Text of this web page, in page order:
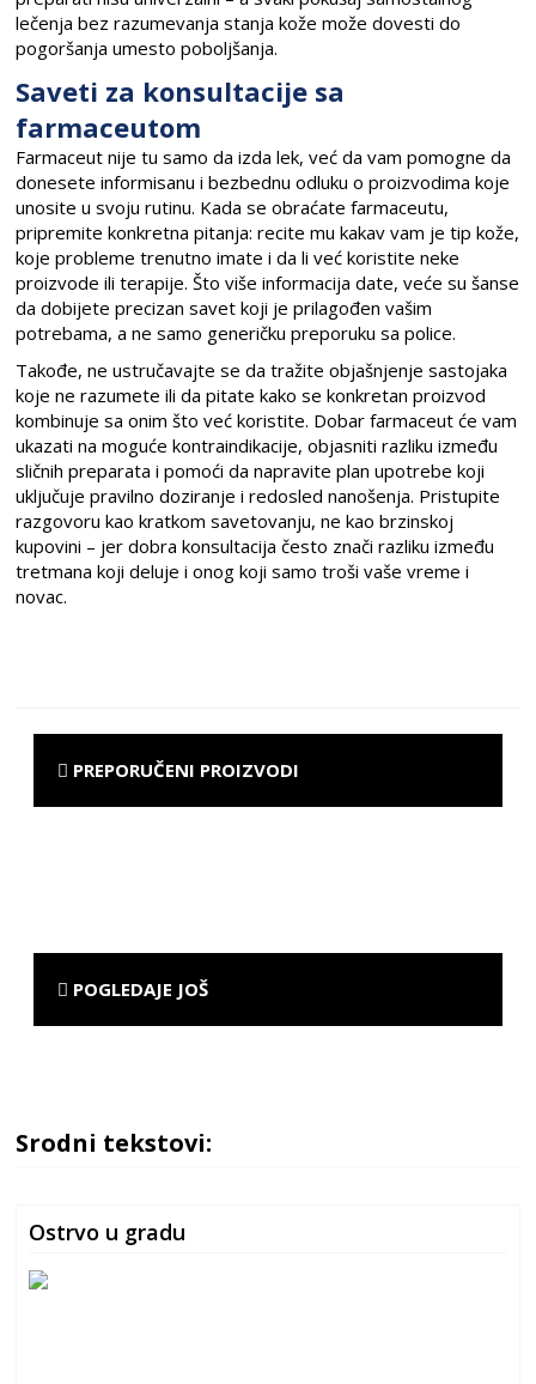
lečenja bez razumevanja stanja kože može dovesti do
pogoršanja umesto poboljšanja.
Saveti za konsultacije sa
farmaceutom
Farmaceut nije tu samo da izda lek, već da vam pomogne da
donesete informisanu i bezbednu odluku o proizvodima koje
unosite u svoju rutinu. Kada se obraćate farmaceutu,
pripremite konkretna pitanja: recite mu kakav vam je tip kože,
koje probleme trenutno imate i da li već koristite neke
proizvode ili terapije. Što više informacija date, veće su šanse
da dobijete precizan savet koji je prilagođen vašim
potrebama, a ne samo generičku preporuku sa police.
Takođe, ne ustručavajte se da tražite objašnjenje sastojaka
koje ne razumete ili da pitate kako se konkretan proizvod
kombinuje sa onim što već koristite. Dobar farmaceut će vam
ukazati na moguće kontraindikacije, objasniti razliku između
sličnih preparata i pomoći da napravite plan upotrebe koji
uključuje pravilno doziranje i redosled nanošenja. Pristupite
razgovoru kao kratkom savetovanju, ne kao brzinskoj
kupovini – jer dobra konsultacija često znači razliku između
tretmana koji deluje i onog koji samo troši vaše vreme i
novac.
PREPORUČENI PROIZVODI
POGLEDAJE JOŠ
Srodni tekstovi:
Ostrvo u gradu